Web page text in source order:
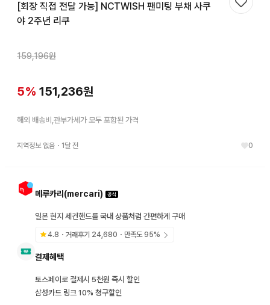
[회장 직접 전달 가능] NCTWISH 팬미팅 부채 사쿠
야 2주년 리쿠
159,196원
5% 151,236원
해외 배송비,관부가세가 모두 포함된 가격
지역정보 없음 ・ 1달 전 0
메루카리(mercari)
일본 현지 세컨핸드를 국내 상품처럼 간편하게 구매
4.8 ・거래후기 24,680 ・만족도95%
결제혜택
토스페이로 결제시 5천원 즉시 할인
삼성카드 링크 10% 청구할인
찜하기